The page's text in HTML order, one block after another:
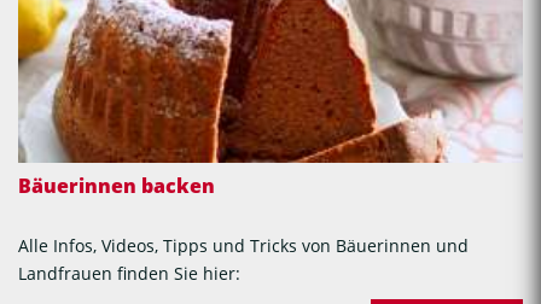
Bäuerinnen backen
Alle Infos, Videos, Tipps und Tricks von Bäuerinnen und
Landfrauen finden Sie hier: